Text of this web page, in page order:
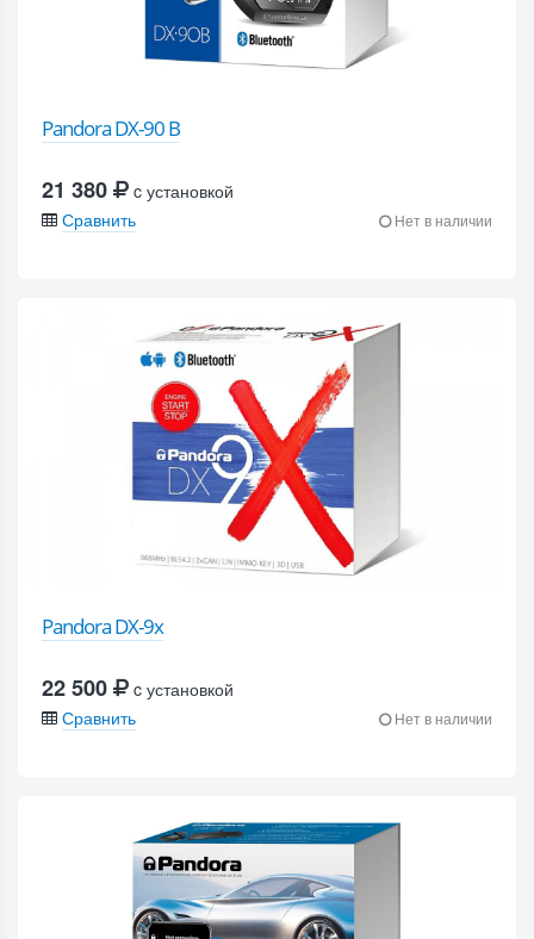
Pandora DX-90 B
21 380
c установкой
Сравнить
Нет в наличии
Pandora DX-9x
22 500
c установкой
Сравнить
Нет в наличии